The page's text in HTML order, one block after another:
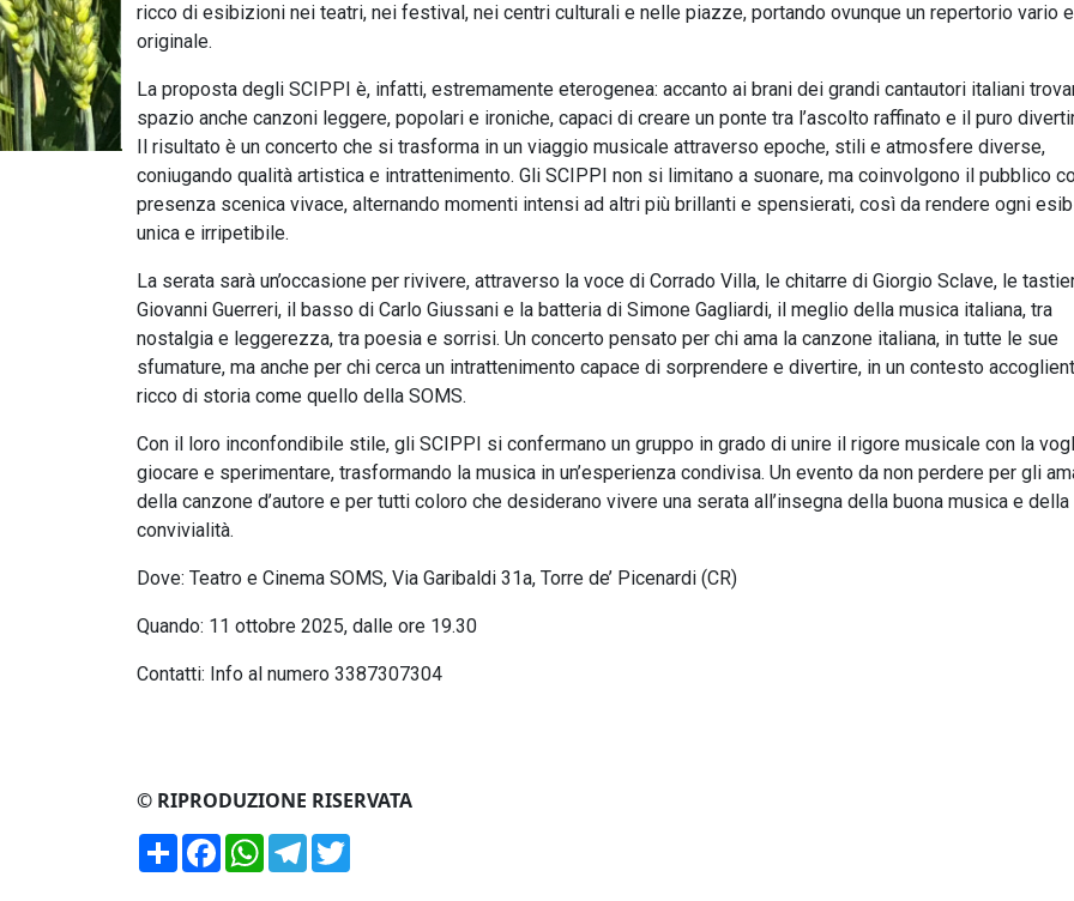
ricco di esibizioni nei teatri, nei festival, nei centri culturali e nelle piazze, portando ovunque un repertorio vario e
originale.
La proposta degli SCIPPI è, infatti, estremamente eterogenea: accanto ai brani dei grandi cantautori italiani
spazio anche canzoni leggere, popolari e ironiche, capaci di creare un ponte tra l’ascolto raffinato e il puro
Il risultato è un concerto che si trasforma in un viaggio musicale attraverso epoche, stili e atmosfere diverse,
coniugando qualità artistica e intrattenimento. Gli SCIPPI non si limitano a suonare, ma coinvolgono il pubblico
presenza scenica vivace, alternando momenti intensi ad altri più brillanti e spensierati, così da rendere ogni
unica e irripetibile.
La serata sarà un’occasione per rivivere, attraverso la voce di Corrado Villa, le chitarre di Giorgio Sclave, le
Giovanni Guerreri, il basso di Carlo Giussani e la batteria di Simone Gagliardi, il meglio della musica italiana, tra
nostalgia e leggerezza, tra poesia e sorrisi. Un concerto pensato per chi ama la canzone italiana, in tutte le sue
sfumature, ma anche per chi cerca un intrattenimento capace di sorprendere e divertire, in un contesto
ricco di storia come quello della SOMS.
Con il loro inconfondibile stile, gli SCIPPI si confermano un gruppo in grado di unire il rigore musicale con la
giocare e sperimentare, trasformando la musica in un’esperienza condivisa. Un evento da non perdere per gli
della canzone d’autore e per tutti coloro che desiderano vivere una serata all’insegna della buona musica e della
convivialità.
Dove: Teatro e Cinema SOMS, Via Garibaldi 31a, Torre de’ Picenardi (CR)
Quando: 11 ottobre 2025, dalle ore 19.30
Contatti: Info al numero 3387307304
© RIPRODUZIONE RISERVATA
CondividiFacebookWhatsApp
Telegram